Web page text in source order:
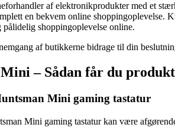
af elektronikprodukter med et
en bekvem online shoppingoplevelse.
shoppingoplevelse online.
af butikkerne bidrage til din
– Sådan får du
Mini gaming tastatur
Mini gaming tastatur kan være